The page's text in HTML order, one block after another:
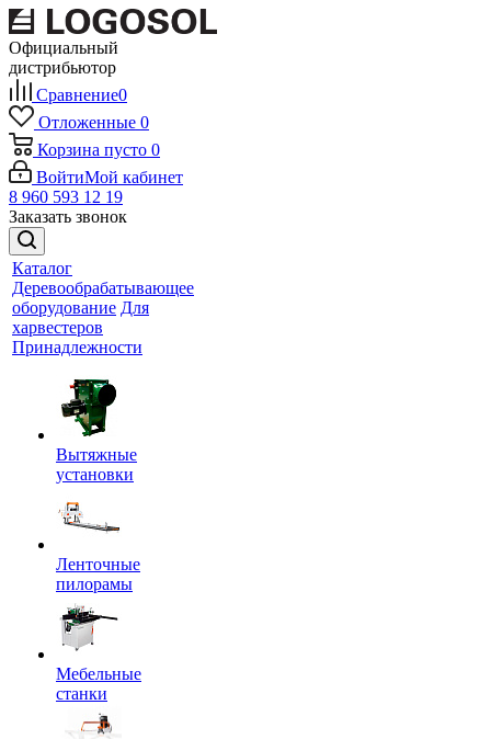
Официальный
дистрибьютор
Сравнение0
Отложенные 0
Корзина пусто 0
ВойтиМой кабинет
8 960 593 12 19
Заказать звонок
Каталог
Деревообрабатывающее
оборудование Для
харвестеров
Принадлежности
Вытяжные
установки
Ленточные
пилорамы
Мебельные
станки